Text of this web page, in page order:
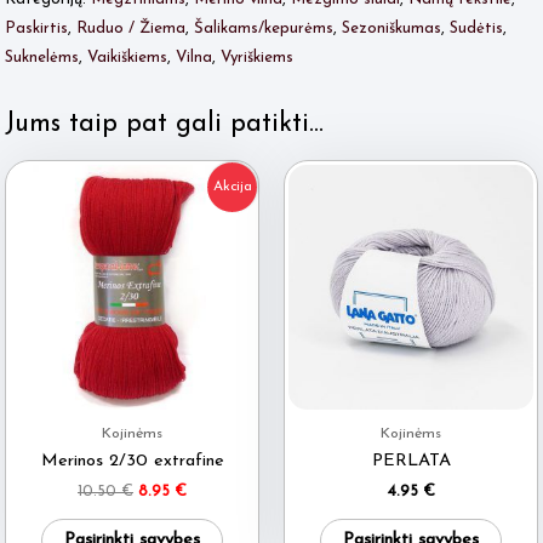
Paskirtis, Ruduo / Žiema, Šalikams/kepurėms, Sezoniškumas, Sudėtis,
Suknelėms, Vaikiškiems, Vilna, Vyriškiems
Jums taip pat gali patikti…
Akcija
Kojinėms
Merinos 2/30 extrafine
10.50€ Original
8.95 €Current
Kojinėms
PERLATA
4.95 €